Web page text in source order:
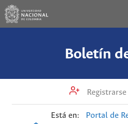
Boletín
Registrarse
Está en: Portal de